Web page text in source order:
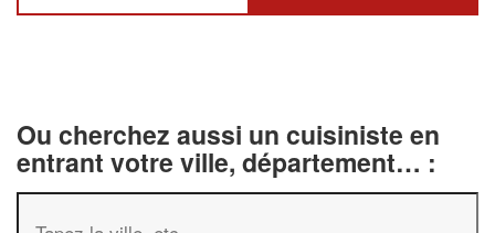
Ou cherchez aussi un cuisiniste en
entrant votre ville, département… :